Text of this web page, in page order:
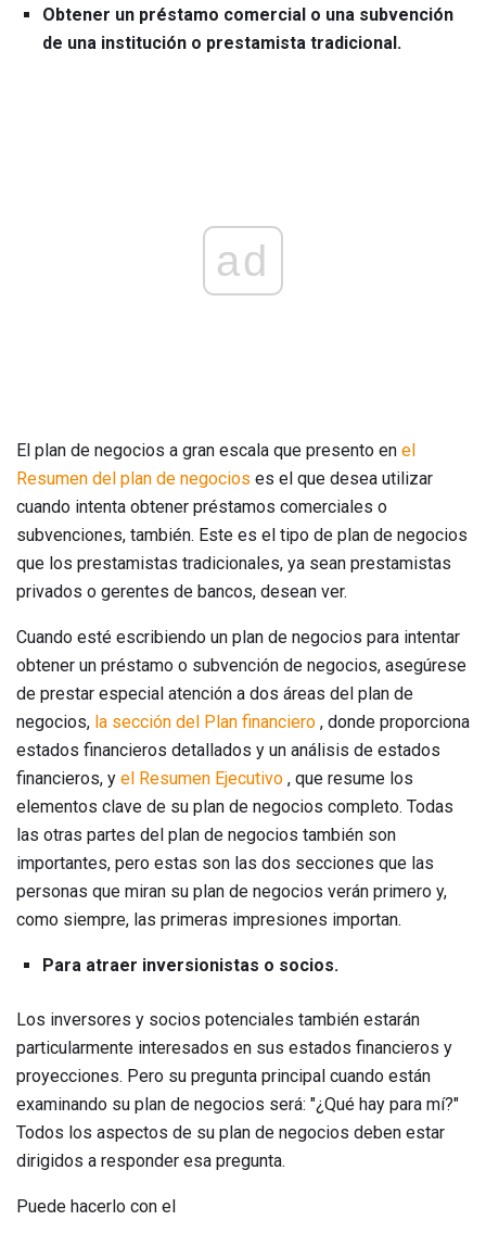
Obtener un préstamo comercial o una subvención
de una institución o prestamista tradicional.
ad
El plan de negocios a gran escala que presento en el
Resumen del plan de negocios es el que desea utilizar
cuando intenta obtener préstamos comerciales o
subvenciones, también. Este es el tipo de plan de negocios
que los prestamistas tradicionales, ya sean prestamistas
privados o gerentes de bancos, desean ver.
Cuando esté escribiendo un plan de negocios para intentar
obtener un préstamo o subvención de negocios, asegúrese
de prestar especial atención a dos áreas del plan de
negocios, la sección del Plan financiero , donde proporciona
estados financieros detallados y un análisis de estados
financieros, y el Resumen Ejecutivo , que resume los
elementos clave de su plan de negocios completo. Todas
las otras partes del plan de negocios también son
importantes, pero estas son las dos secciones que las
personas que miran su plan de negocios verán primero y,
como siempre, las primeras impresiones importan.
Para atraer inversionistas o socios.
Los inversores y socios potenciales también estarán
particularmente interesados ​​en sus estados financieros y
proyecciones. Pero su pregunta principal cuando están
examinando su plan de negocios será: "¿Qué hay para mí?"
Todos los aspectos de su plan de negocios deben estar
dirigidos a responder esa pregunta.
Puede hacerlo con el